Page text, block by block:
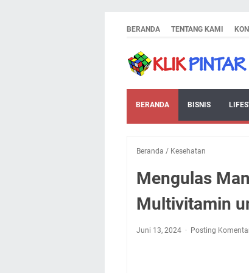
BERANDA TENTANG KAMI
BERANDA BISNIS
Beranda / Kesehatan
Mengulas
Multivitamin
Juni 13, 2024 Posting